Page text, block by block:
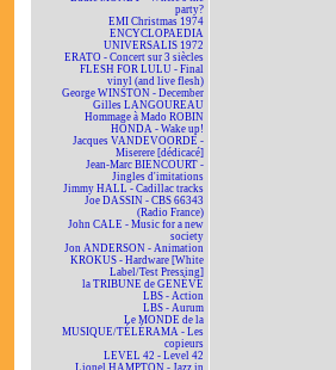
party?
EMI Christmas 1974
ENCYCLOPAEDIA
UNIVERSALIS 1972
ERATO - Concert sur 3 siècles
FLESH FOR LULU - Final
vinyl (and live flesh)
George WINSTON - December
Gilles LANGOUREAU
Hommage à Mado ROBIN
HONDA - Wake up!
Jacques VANDEVOORDE -
Miserere [dédicacé]
Jean-Marc BIENCOURT -
Jingles d'imitations
Jimmy HALL - Cadillac tracks
Joe DASSIN - CBS 66343
(Radio France)
John CALE - Music for a new
society
Jon ANDERSON - Animation
KROKUS - Hardware [White
Label/Test Pressing]
la TRIBUNE de GENÈVE
LBS - Action
LBS - Aurum
Le MONDE de la
MUSIQUE/TÉLÉRAMA - Les
copieurs
LEVEL 42 - Level 42
Lionel HAMPTON - Jazz in